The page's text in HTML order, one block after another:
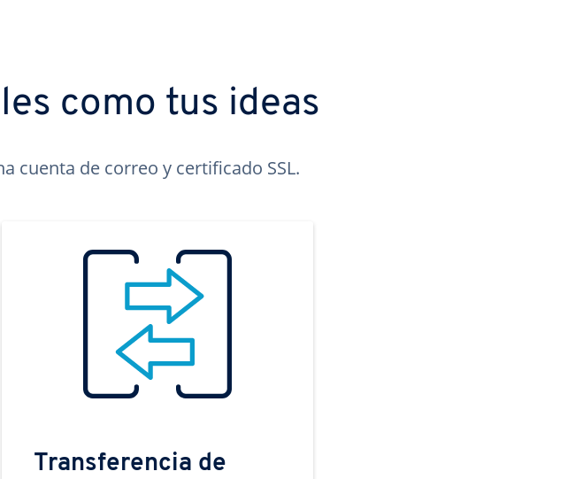
como tus ideas
cuenta de correo y certificado SSL.
Transferencia de